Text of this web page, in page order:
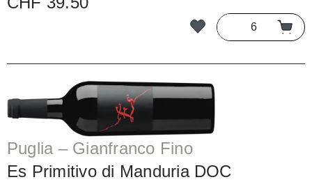
Puglia – Gianfranco Fino
Es Primitivo di Manduria DOC